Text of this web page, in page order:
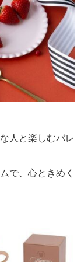
人と楽しむバレ
で、心ときめく